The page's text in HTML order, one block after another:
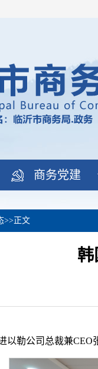
商务党建
>>正文
韩
以勒公司总裁兼CEO